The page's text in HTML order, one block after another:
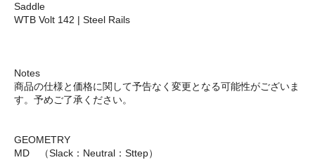
Saddle
WTB Volt 142 | Steel Rails
Notes
商品の仕様と価格に関して予告なく変更となる可能性がございま
す。予めご了承ください。
GEOMETRY
MD （Slack：Neutral：Sttep）